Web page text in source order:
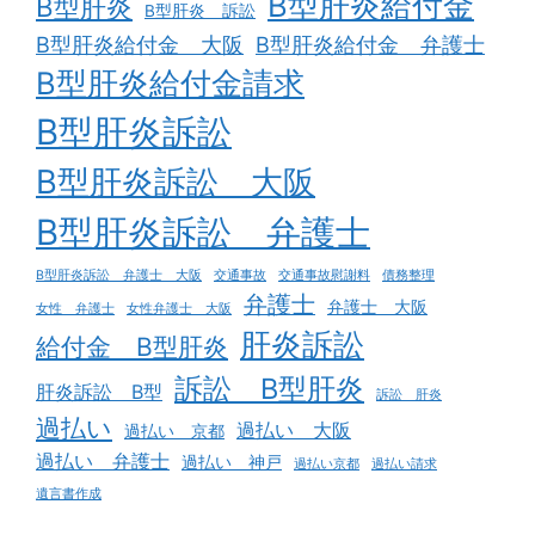
B型肝炎 訴訟
B型肝炎給付金 大阪 B型肝炎給付金 弁護士
B型肝炎給付金請求
B型肝炎訴訟
B型肝炎訴訟 大阪
B型肝炎訴訟 弁護士
B型肝炎訴訟 弁護士 大阪 交通事故 交通事故慰謝料 債務整理
女性 弁護士 女性弁護士 大阪 弁護士 弁護士 大阪
給付金 B型肝炎 肝炎訴訟
肝炎訴訟 B型 訴訟 B型肝炎 訴訟 肝炎
過払い 過払い 京都
過払い 大阪
過払い 弁護士
過払い 神戸 過払い京都
過払い請求
遺言書作成